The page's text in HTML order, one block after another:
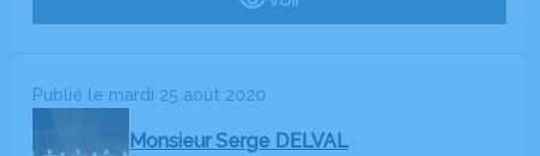
Publié le mardi 25 août 2020
Monsieur Serge DELVAL